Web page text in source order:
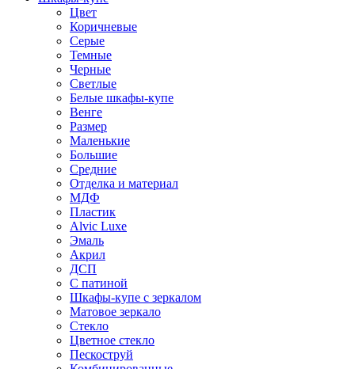
Цвет
Коричневые
Серые
Темные
Черные
Светлые
Белые шкафы-купе
Венге
Размер
Маленькие
Большие
Средние
Отделка и материал
МДФ
Пластик
Alvic Luxe
Эмаль
Акрил
ДСП
С патиной
Шкафы-купе с зеркалом
Матовое зеркало
Стекло
Цветное стекло
Пескоструй